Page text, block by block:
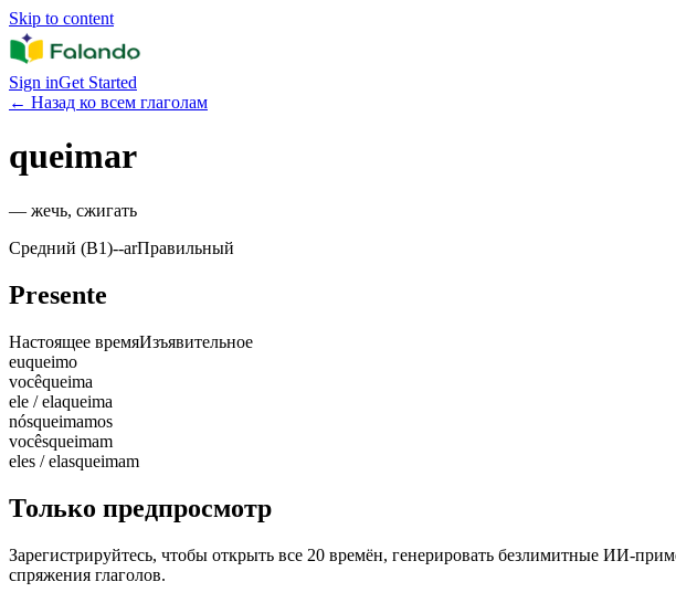
Skip to content
Sign inGet Started
← Назад ко всем глаголам
queimar
— жечь, сжигать
Средний (B1)--arПравильный
Presente
Настоящее времяИзъявительное
euqueimo
vocêqueima
ele / elaqueima
nósqueimamos
vocêsqueimam
eles / elasqueimam
Только предпросмотр
Зарегистрируйтесь, чтобы открыть все 20 времён, генерировать безлимитные ИИ-
спряжения глаголов.